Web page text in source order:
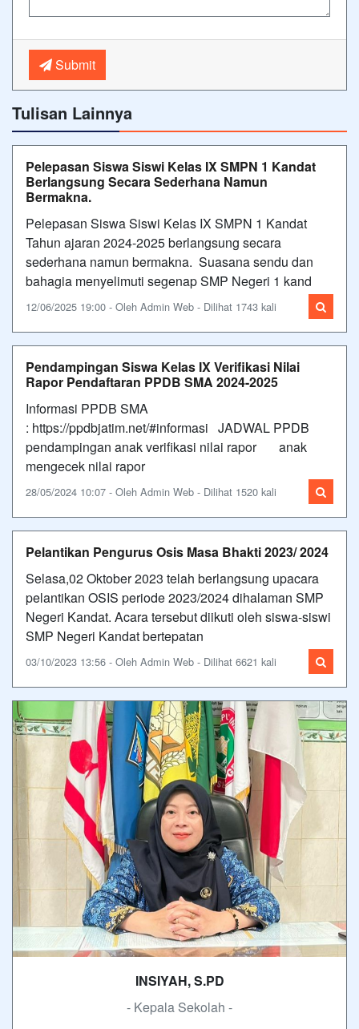
Submit
Tulisan Lainnya
Pelepasan Siswa Siswi Kelas IX SMPN 1 Kandat
Berlangsung Secara Sederhana Namun
Bermakna.
Pelepasan Siswa Siswi Kelas IX SMPN 1 Kandat
Tahun ajaran 2024-2025 berlangsung secara
sederhana namun bermakna. Suasana sendu dan
bahagia menyelimuti segenap SMP Negeri 1 kand
12/06/2025 19:00 - Oleh Admin Web - Dilihat 1743 kali
Pendampingan Siswa Kelas IX Verifikasi Nilai
Rapor Pendaftaran PPDB SMA 2024-2025
Informasi PPDB SMA
: https://ppdbjatim.net/#informasi JADWAL PPDB
pendampingan anak verifikasi nilai rapor anak
mengecek nilai rapor
28/05/2024 10:07 - Oleh Admin Web - Dilihat 1520 kali
Pelantikan Pengurus Osis Masa Bhakti 2023/ 2024
Selasa,02 Oktober 2023 telah berlangsung upacara
pelantikan OSIS periode 2023/2024 dihalaman SMP
Negeri Kandat. Acara tersebut diikuti oleh siswa-siswi
SMP Negeri Kandat bertepatan
03/10/2023 13:56 - Oleh Admin Web - Dilihat 6621 kali
INSIYAH, S.PD
- Kepala Sekolah -